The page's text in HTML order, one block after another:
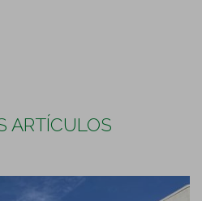
ARTÍCULOS